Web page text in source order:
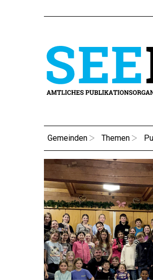
Gemeinden Themen